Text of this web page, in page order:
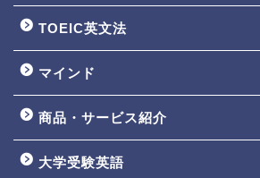
TOEIC英文法
マインド
商品・サービス紹介
大学受験英語